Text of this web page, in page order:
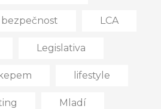
LCA
Legislativa
lifestyle
Mladí